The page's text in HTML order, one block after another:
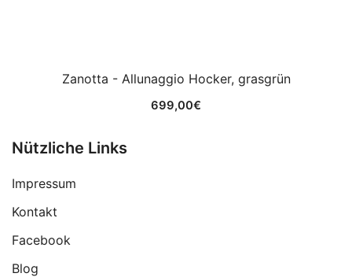
Zanotta - Allunaggio Hocker, grasgrün
699,00€
Nützliche Links
Impressum
Kontakt
Facebook
Blog